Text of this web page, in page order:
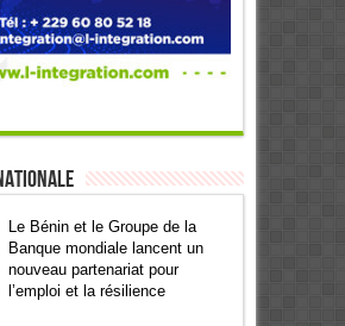
Le Bénin et le Groupe de la
Banque mondiale lancent un
nouveau partenariat pour
l’emploi et la résilience